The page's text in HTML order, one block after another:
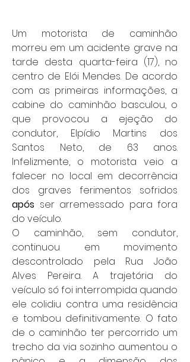
Um motorista de caminhão
morreu em um acidente grave na
tarde desta quarta-feira (17), no
centro de Elói Mendes. De acordo
com as primeiras informações, a
cabine do caminhão basculou, o
que provocou a ejeção do
condutor, Elpídio Martins dos
Santos Neto, de 63 anos.
Infelizmente, o motorista veio a
falecer no local em decorrência
após ser arremessado para fora
do veículo.
O caminhão, sem condutor,
continuou em movimento
descontrolado pela Rua João
Alves Pereira. A trajetória do
veículo só foi interrompida quando
ele colidiu contra uma residência
e tombou definitivamente. O fato
de o caminhão ter percorrido um
trecho da via sozinho aumentou o